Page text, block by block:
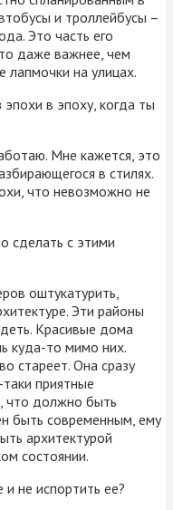
и троллейбусы –
Это часть его
даже важнее, чем
лапмочки на улицах.
в эпоху, когда ты
Мне кажется, это
в стилях.
что невозможно не
сделать с этими
оштукатурить,
Эти районы
Красивые дома
куда-то мимо них.
стареет. Она сразу
приятные
что должно быть
быть современным, ему
архитектурой
состоянии.
не испортить ее?